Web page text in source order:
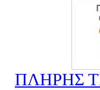
ΠΛΗΡΗΣ